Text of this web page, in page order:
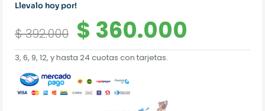
Llevalo hoy por!
$392.000 El
precio
original
era:
$ 360.000
precio
3, 6, 9, 12, y hasta 24 cuotas con tarjetas.